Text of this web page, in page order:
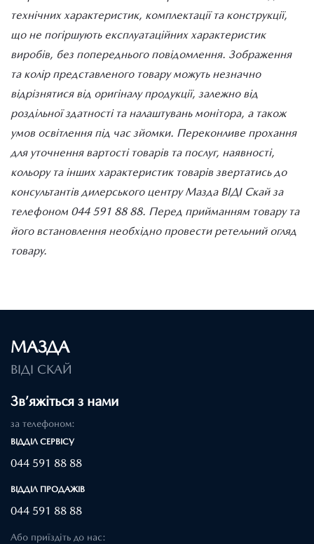
технічних характеристик, комплектації та конструкції,
що не погіршують експлуатаційних характеристик
виробів, без попереднього повідомлення. Зображення
та колір представленого товару можуть незначно
відрізнятися від оригіналу продукції, залежно від
роздільної здатності та налаштувань монітора, а також
умов освітлення під час зйомки. Переконливе прохання
для уточнення вартості товарів та послуг, наявності,
кольору та інших характеристик товарів звертатись до
консультантів дилерського центру Мазда ВІДІ Скай за
телефоном 044 591 88 88. Перед прийманням товару та
його встановлення необхідно провести ретельний огляд
товару.
МАЗДА
ВІДІ СКАЙ
Зв’яжіться з нами
за телефоном:
ВІДДІЛ CЕРВІСУ
044 591 88 88
ВІДДІЛ ПРОДАЖІВ
044 591 88 88
Або приїздіть до нас: